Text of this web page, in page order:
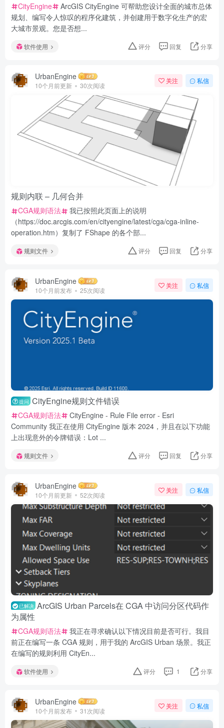
CityEngine
ArcGIS CityEngine 可帮助您设计全面的城市总体
规划、编写令人惊叹的程序化建筑，并创建用于数字化生产的宏
大城市景观。您是否想...
软件使用 评分 回复 分享
UrbanEngine
10个月前更新 30次阅读
关注 私信
规则内联 – 几何合并
CGA规则语法
我已按照此页面上的说明
（https://doc.arcgis.com/en/cityengine/latest/cga/cga-inline-
operation.htm）复制了 FShape 的各个部...
规则文件 评分 回复 分享
UrbanEngine
10个月前发布 25次阅读
关注 私信
提问 CityEngine规则文件错误
CGA规则语法
CityEngine - Rule File error - Esri
Community 我正在使用 CityEngine 版本 2024，并且在以下功能
上出现意外的令牌错误：Lot ...
规则文件 评分 回复 分享
UrbanEngine
10个月前更新 52次阅读
关注 私信
已解决 ArcGIS Urban Parcels在 CGA 中访问分区代码作
为属性
CGA规则语法
我正在寻求确认以下情况目前是否可行。我目
前正在编写一条 CGA 规则，用于我的 ArcGIS Urban 场景。我正
在编写的规则利用 CityEn...
软件使用 评分 1 分享
UrbanEngine
10个月前发布 31次阅读
关注 私信